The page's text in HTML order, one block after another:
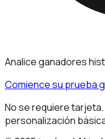
Analice ganadores
Comience su prueba
No se requiere
personalización